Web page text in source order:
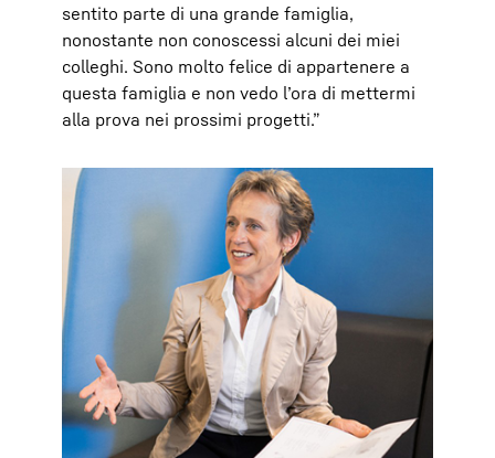
sentito parte di una grande famiglia,
nonostante non conoscessi alcuni dei miei
colleghi. Sono molto felice di appartenere a
questa famiglia e non vedo l’ora di mettermi
alla prova nei prossimi progetti.”